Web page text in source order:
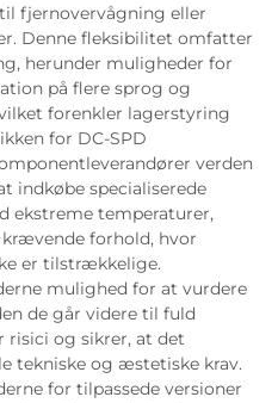
fjernovervågning eller
Denne fleksibilitet omfatter
herunder muligheder for
på flere sprog og
forenkler lagerstyring
for DC-SPD
verden
indkøbe specialiserede
ekstreme temperaturer,
forhold, hvor
er tilstrækkelige.
mulighed for at vurdere
de går videre til fuld
risici og sikrer, at det
tekniske og æstetiske krav.
for tilpassede versioner